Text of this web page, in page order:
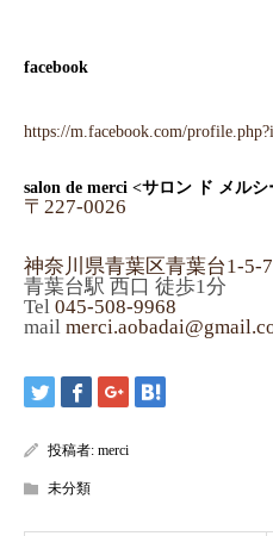
facebook
https://m.facebook.com/
salon de merci <サロン ド メルシ
〒227-0026
神奈川県青葉区青葉台1-5-
青葉台駅 西口 徒歩1分
Tel 045-508-9968
mail
投稿者: merci
未分類